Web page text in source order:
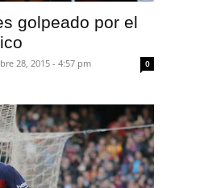
golpeado por el
28, 2015 - 4:57 pm 0